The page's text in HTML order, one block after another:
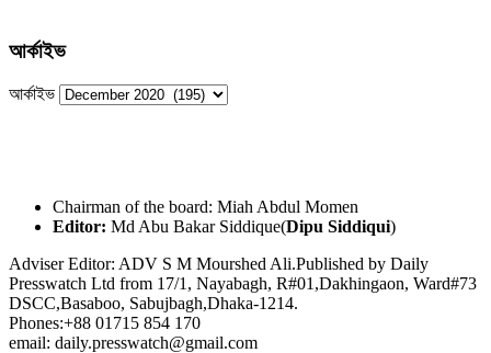
আর্কাইভ
আর্কাইভ
Chairman of the board: Miah Abdul Momen
Editor: Md Abu Bakar Siddique(Dipu Siddiqui)
Adviser Editor: ADV S M Mourshed Ali.Published by Daily
Presswatch Ltd from 17/1, Nayabagh, R#01,Dakhingaon, Ward#73
DSCC,Basaboo, Sabujbagh,Dhaka-1214.
Phones:+88 01715 854 170
email: daily.presswatch@gmail.com